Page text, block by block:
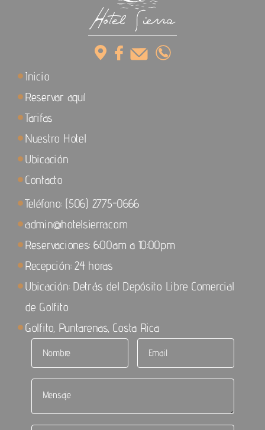
Inicio
Reservar aquí
Tarifas
Nuestro Hotel
Ubicación
Contacto
Teléfono: (506) 2775-0666
admin@hotelsierra.com
Reservaciones: 6:00am a 10:00pm
Recepción: 24 horas
Ubicación: Detrás del Depósito Libre Comercial
de Golfito
Golfito, Puntarenas, Costa Rica